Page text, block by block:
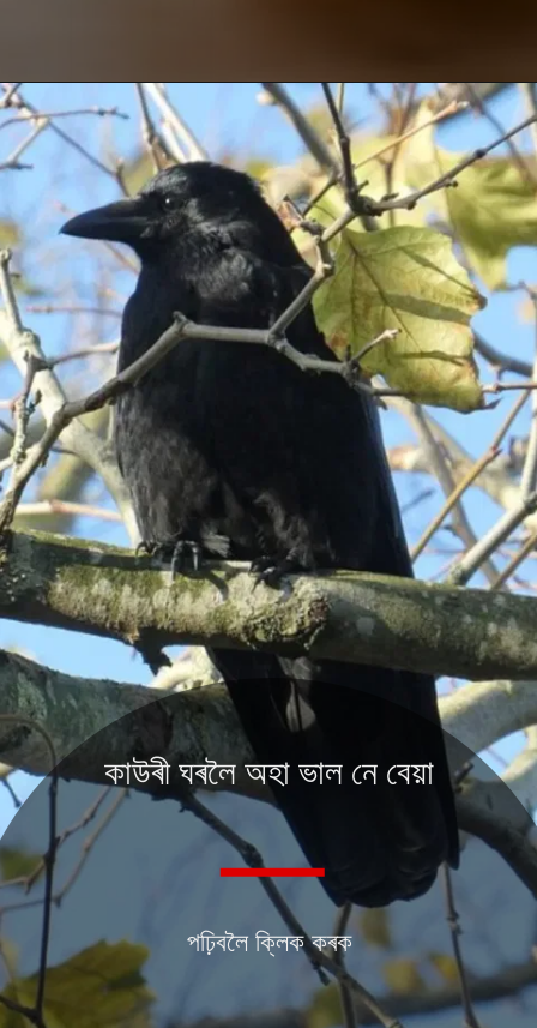
পঢ়িবলৈ ক্লিক কৰক
কাউৰী ঘৰলৈ অহা ভাল নে বেয়া